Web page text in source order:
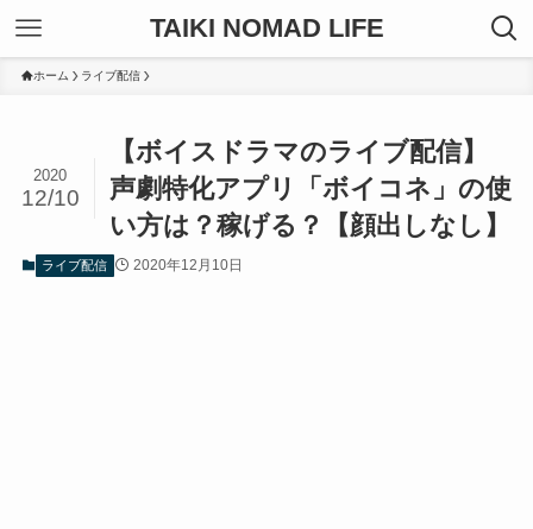
TAIKI NOMAD LIFE
ホーム ライブ配信
【ボイスドラマのライブ配信】
声劇特化アプリ「ボイコネ」の使
い方は？稼げる？【顔出しなし】
2020
12/10
ライブ配信 2020年12月10日